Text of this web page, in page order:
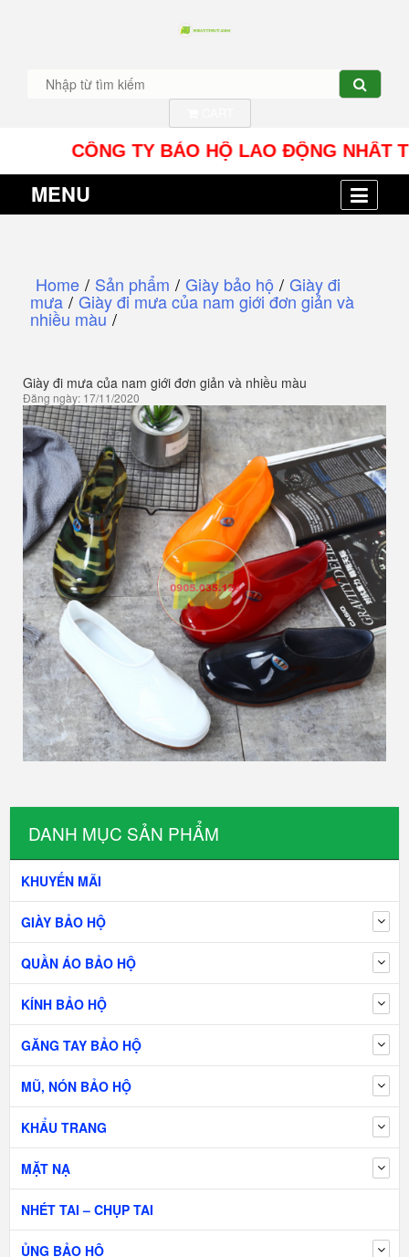
CÔNG TY BẢO HỘ LAO ĐỘNG NHÂT
MENU
DANH MỤC SẢN PHẨM
KHUYẾN MÃI
GIÀY BẢO HỘ
QUẦN ÁO BẢO HỘ
KÍNH BẢO HỘ
GĂNG TAY BẢO HỘ
MŨ, NÓN BẢO HỘ
KHẨU TRANG
MẶT NẠ
NHÉT TAI – CHỤP TAI
ỦNG BẢO HỘ
Home / Sản phẩm / Giày bảo hộ / Giày đi
mưa / Giày đi mưa của nam giới đơn giản và
nhiều màu /
Giày đi mưa của nam giới đơn giản và nhiều màu
Đăng ngày: 17/11/2020